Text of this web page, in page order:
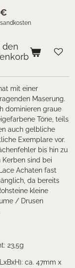
den
mit einer
Maserung.
dominieren graue
Töne, teils
auch gelbliche
Exemplare vor.
bis hin zu
Kerben sind bei
Achaten fast
da bereits
kleine
/ Drusen
23,5g
ca. 47mm x